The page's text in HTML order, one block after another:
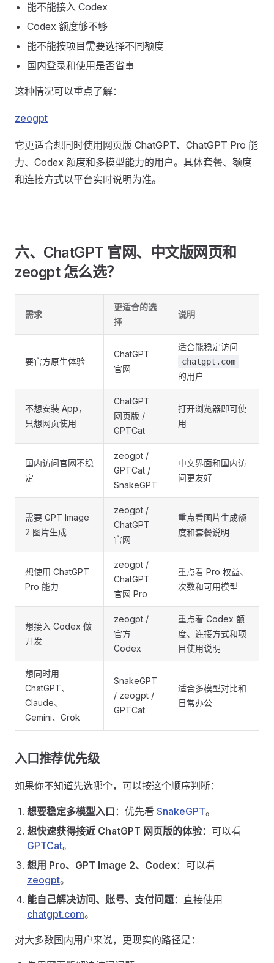
能不能接入 Codex
Codex 额度够不够
能不能按项目需要选择不同额度
国内登录和使用是否省事
这种情况可以重点了解：
zeogpt
它更适合想同时使用网页版 ChatGPT、ChatGPT Pro 能
力、Codex 额度和多模型能力的用户。具体套餐、额度
和连接方式以平台实时说明为准。
六、ChatGPT 官网、中文版网页和
zeogpt 怎么选？
需求
更适合的选
择
说明
要官方原生体验
ChatGPT
官网
适合能稳定访问
chatgpt.com
的用户
不想安装 App，
只想网页使用
ChatGPT
网页版 /
GPTCat
打开浏览器即可使
用
国内访问官网不稳
定
zeogpt /
GPTCat /
SnakeGPT
中文界面和国内访
问更友好
需要 GPT Image
2 图片生成
zeogpt /
ChatGPT
官网
重点看图片生成额
度和套餐说明
想使用 ChatGPT
Pro 能力
zeogpt /
ChatGPT
官网 Pro
重点看 Pro 权益、
次数和可用模型
想接入 Codex 做
开发
zeogpt /
官方
Codex
重点看 Codex 额
度、连接方式和项
目使用说明
想同时用
ChatGPT、
Claude、
Gemini、Grok
SnakeGPT
/ zeogpt /
GPTCat
适合多模型对比和
日常办公
入口推荐优先级
如果你不知道先选哪个，可以按这个顺序判断：
想要稳定多模型入口 ：优先看 SnakeGPT。
想快速获得接近 ChatGPT 网页版的体验：可以看
GPTCat。
想用 Pro、GPT Image 2、Codex：可以看
zeogpt。
能自己解决访问、账号、支付问题：直接使用
chatgpt.com。
对大多数国内用户来说，更现实的路径是：